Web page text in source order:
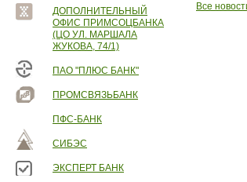
ДОПОЛНИТЕЛЬНЫЙ
ОФИС ПРИМСОЦБАНКА
(ЦО УЛ. МАРШАЛА
ЖУКОВА, 74/1)
ПАО "ПЛЮС БАНК"
ПРОМСВЯЗЬБАНК
ПФС-БАНК
СИБЭС
ЭКСПЕРТ БАНК
Все